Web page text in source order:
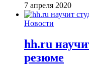
7 апреля 2020
Новости
hh.ru
резюме